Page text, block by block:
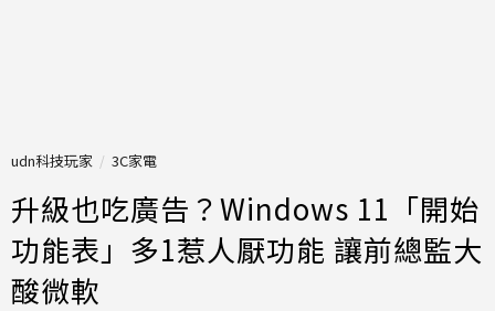
udn科技玩家 3C家電
升級也吃廣告？Windows 11「開始
功能表」多1惹人厭功能 讓前總監大
酸微軟